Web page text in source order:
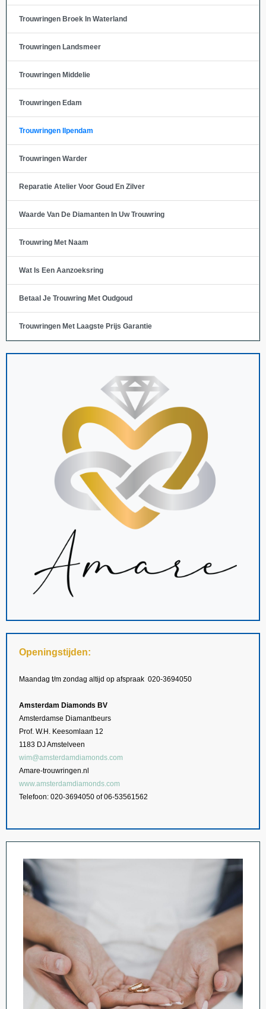
Trouwringen Broek In Waterland
Trouwringen Landsmeer
Trouwringen Middelie
Trouwringen Edam
Trouwringen Ilpendam
Trouwringen Warder
Reparatie Atelier Voor Goud En Zilver
Waarde Van De Diamanten In Uw Trouwring
Trouwring Met Naam
Wat Is Een Aanzoeksring
Betaal Je Trouwring Met Oudgoud
Trouwringen Met Laagste Prijs Garantie
Openingstijden:
Maandag t/m zondag altijd op afspraak 020-3694050
Amsterdam Diamonds BV
Amsterdamse Diamantbeurs
Prof. W.H. Keesomlaan 12
1183 DJ Amstelveen
wim@amsterdamdiamonds.com
Amare-trouwringen.nl
www.amsterdamdiamonds.com
Telefoon: 020-3694050 of 06-53561562